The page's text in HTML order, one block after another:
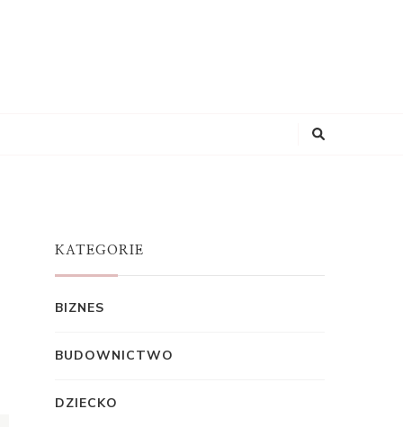
KATEGORIE
BIZNES
BUDOWNICTWO
DZIECKO